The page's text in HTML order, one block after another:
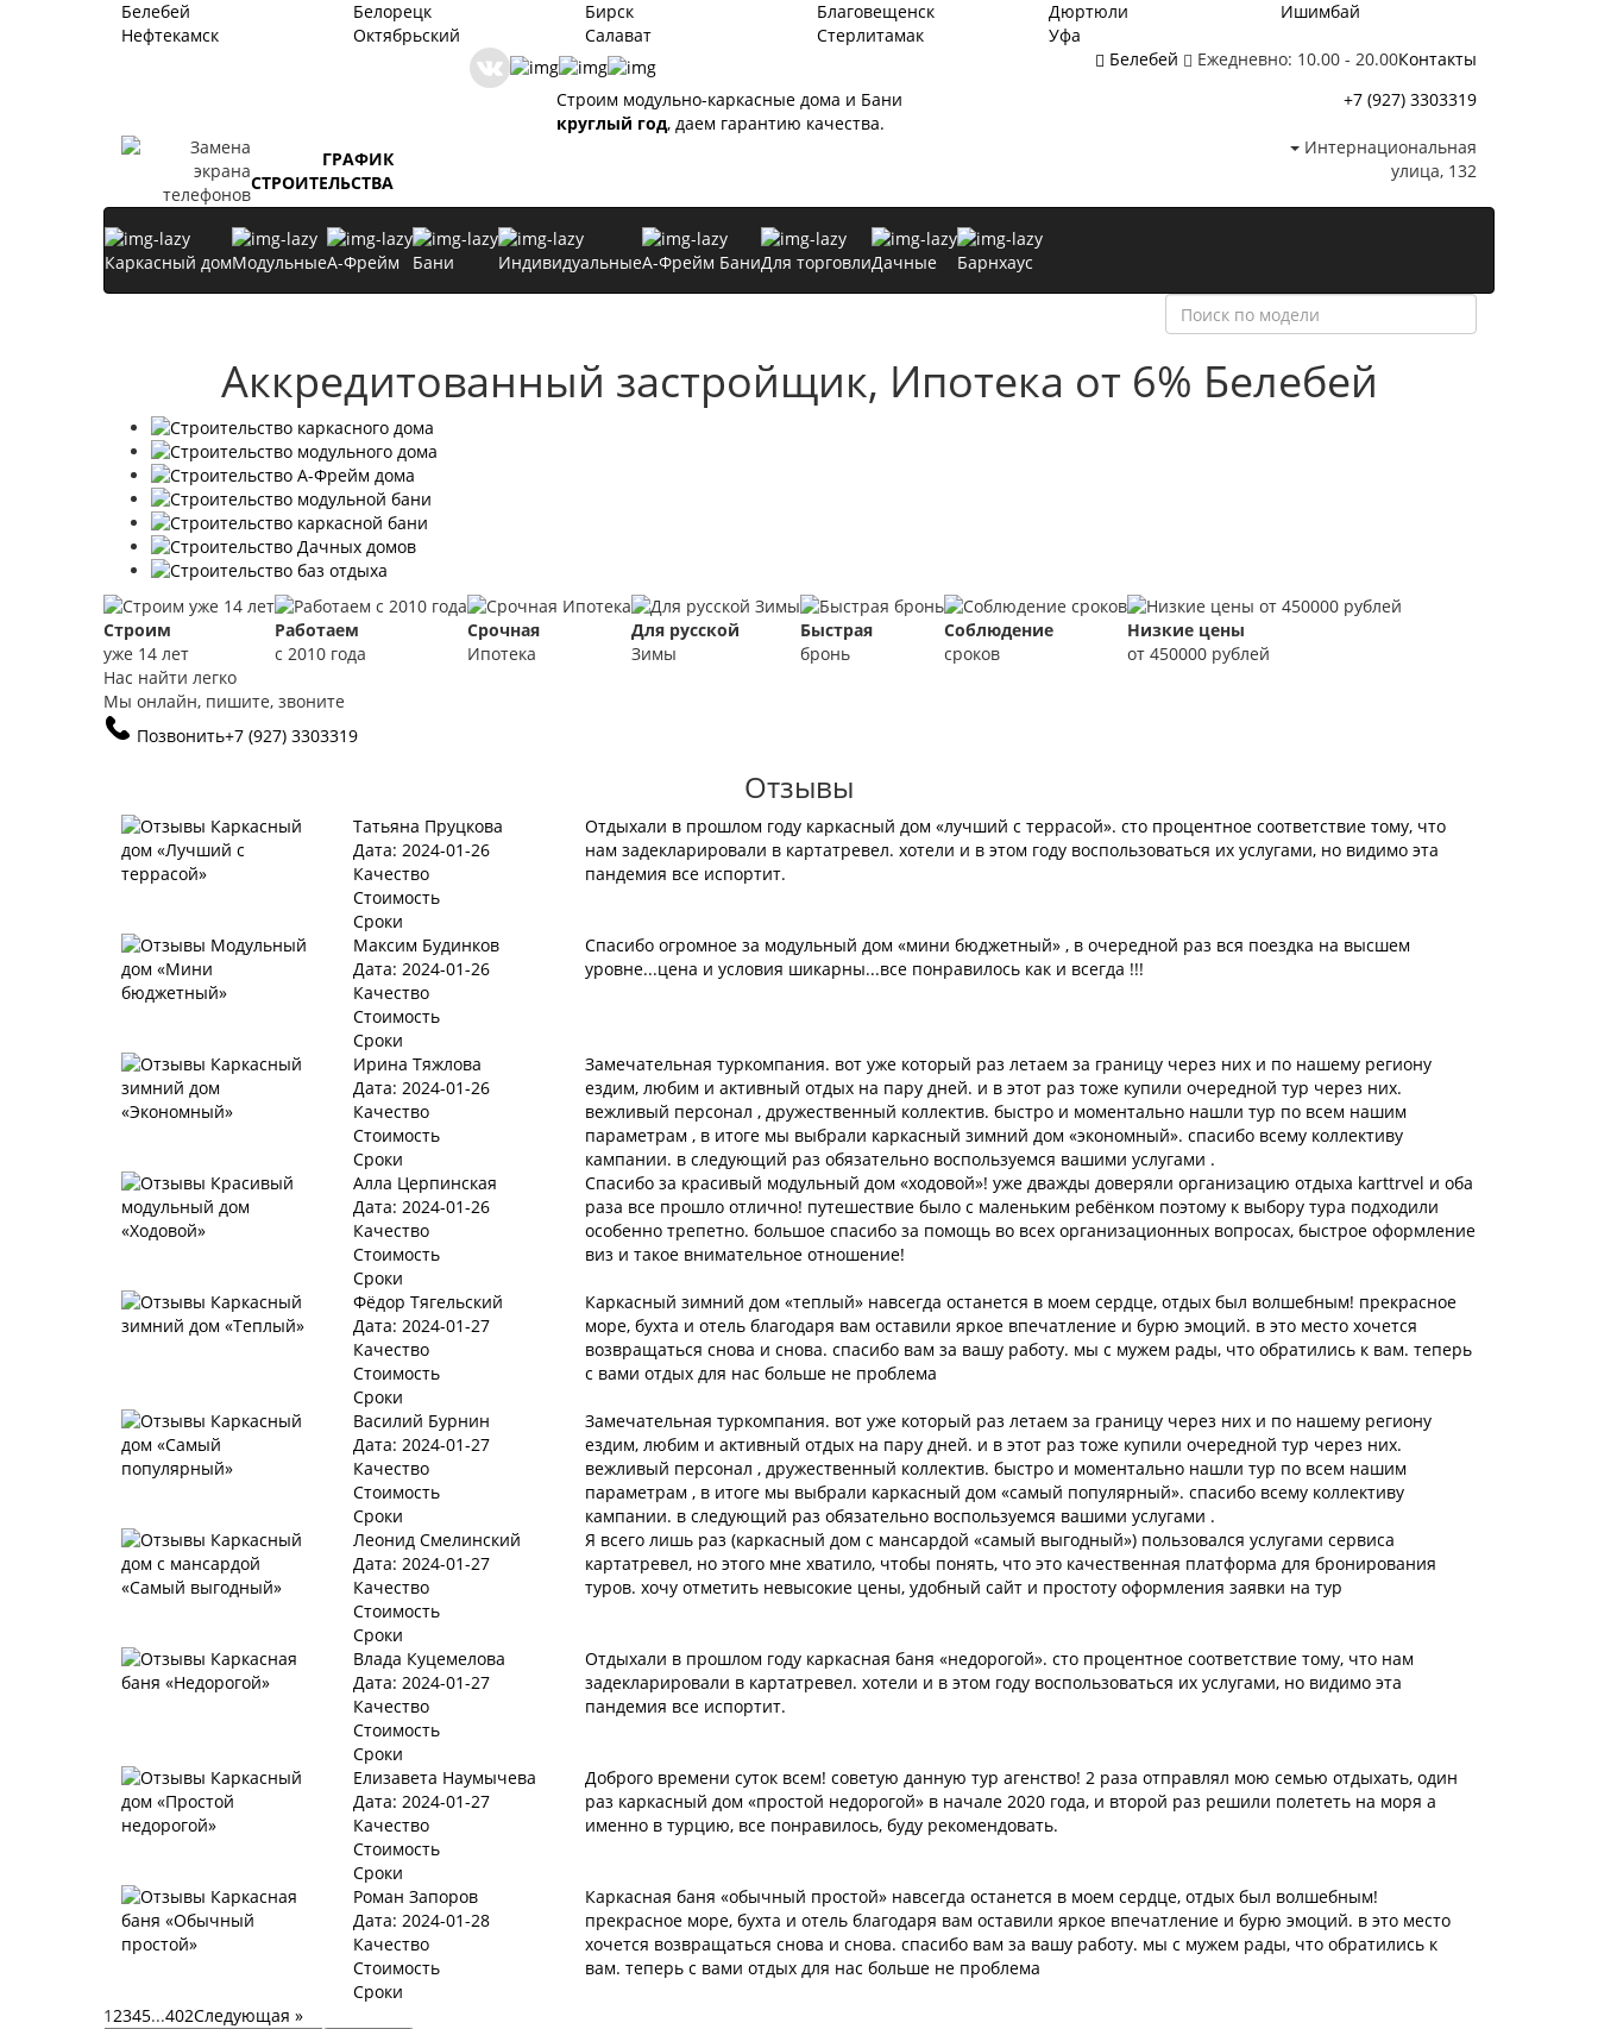
Белебей Белорецк Бирск Благовещенск Дюртюли
Ишимбай
Нефтекамск
Октябрьский Салават Стерлитамак
Уфа
Белебей
Ежедневно: 10.00 - 20.00Контакты
Строим модульно-каркасные дома и Бани
круглый год, даем гарантию качества.
+7 (927) 3303319
ГРАФИК
СТРОИТЕЛЬСТВА
Интернациональная
улица, 132
Каркасный домМодульныеА-Фрейм Бани ИндивидуальныеА-Фрейм БаниДля торговлиДачные Барнхаус
Аккредитованный застройщик, Ипотека от 6% Белебей
Строим
уже 14 лет
Работаем
с 2010 года
Срочная
Ипотека
Для русской
Зимы
Быстрая
бронь
Соблюдение
сроков
Низкие цены
от 450000 рублей
Нас найти легко
Мы онлайн, пишите, звоните
Позвонить+7 (927) 3303319
Отзывы
Татьяна Пруцкова
Дата: 2024-01-26
Качество
Стоимость
Сроки
Отдыхали в прошлом году каркасный дом «лучший с террасой». сто процентное соответствие тому, что
нам задекларировали в картатревел. хотели и в этом году воспользоваться их услугами, но видимо эта
пандемия все испортит.
Максим Будинков
Дата: 2024-01-26
Качество
Стоимость
Сроки
Спасибо огромное за модульный дом «мини бюджетный» , в очередной раз вся поездка на высшем
уровне...цена и условия шикарны...все понравилось как и всегда !!!
Ирина Тяжлова
Дата: 2024-01-26
Качество
Стоимость
Сроки
Замечательная туркомпания. вот уже который раз летаем за границу через них и по нашему региону
ездим, любим и активный отдых на пару дней. и в этот раз тоже купили очередной тур через них.
вежливый персонал , дружественный коллектив. быстро и моментально нашли тур по всем нашим
параметрам , в итоге мы выбрали каркасный зимний дом «экономный». спасибо всему коллективу
кампании. в следующий раз обязательно воспользуемся вашими услугами .
Алла Церпинская
Дата: 2024-01-26
Качество
Стоимость
Сроки
Спасибо за красивый модульный дом «ходовой»! уже дважды доверяли организацию отдыха karttrvel и оба
раза все прошло отлично! путешествие было с маленьким ребёнком поэтому к выбору тура подходили
особенно трепетно. большое спасибо за помощь во всех организационных вопросах, быстрое оформление
виз и такое внимательное отношение!
Фёдор Тягельский
Дата: 2024-01-27
Качество
Стоимость
Сроки
Каркасный зимний дом «теплый» навсегда останется в моем сердце, отдых был волшебным! прекрасное
море, бухта и отель благодаря вам оставили яркое впечатление и бурю эмоций. в это место хочется
возвращаться снова и снова. спасибо вам за вашу работу. мы с мужем рады, что обратились к вам. теперь
с вами отдых для нас больше не проблема
Василий Бурнин
Дата: 2024-01-27
Качество
Стоимость
Сроки
Замечательная туркомпания. вот уже который раз летаем за границу через них и по нашему региону
ездим, любим и активный отдых на пару дней. и в этот раз тоже купили очередной тур через них.
вежливый персонал , дружественный коллектив. быстро и моментально нашли тур по всем нашим
параметрам , в итоге мы выбрали каркасный дом «самый популярный». спасибо всему коллективу
кампании. в следующий раз обязательно воспользуемся вашими услугами .
Леонид Смелинский
Дата: 2024-01-27
Качество
Стоимость
Сроки
Я всего лишь раз (каркасный дом с мансардой «самый выгодный») пользовался услугами сервиса
картатревел, но этого мне хватило, чтобы понять, что это качественная платформа для бронирования
туров. хочу отметить невысокие цены, удобный сайт и простоту оформления заявки на тур
Влада Куцемелова
Дата: 2024-01-27
Качество
Стоимость
Сроки
Отдыхали в прошлом году каркасная баня «недорогой». сто процентное соответствие тому, что нам
задекларировали в картатревел. хотели и в этом году воспользоваться их услугами, но видимо эта
пандемия все испортит.
Елизавета Наумычева
Дата: 2024-01-27
Качество
Стоимость
Сроки
Доброго времени суток всем! советую данную тур агенство! 2 раза отправлял мою семью отдыхать, один
раз каркасный дом «простой недорогой» в начале 2020 года, и второй раз решили полететь на моря а
именно в турцию, все понравилось, буду рекомендовать.
Роман Запоров
Дата: 2024-01-28
Качество
Стоимость
Сроки
Каркасная баня «обычный простой» навсегда останется в моем сердце, отдых был волшебным!
прекрасное море, бухта и отель благодаря вам оставили яркое впечатление и бурю эмоций. в это место
хочется возвращаться снова и снова. спасибо вам за вашу работу. мы с мужем рады, что обратились к
вам. теперь с вами отдых для нас больше не проблема
12345...402Следующая »